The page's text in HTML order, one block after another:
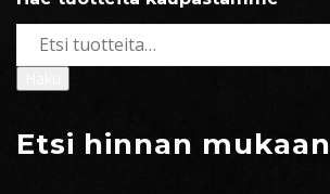
Etsi hinnan mukaan